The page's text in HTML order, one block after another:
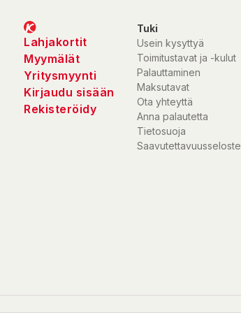
Lahjakortit
Myymälät
Yritysmyynti
Kirjaudu sisään
Rekisteröidy
Tuki
Usein kysyttyä
Toimitustavat ja -kulut
Palauttaminen
Maksutavat
Ota yhteyttä
Anna palautetta
Tietosuoja
Saavutettavuusseloste